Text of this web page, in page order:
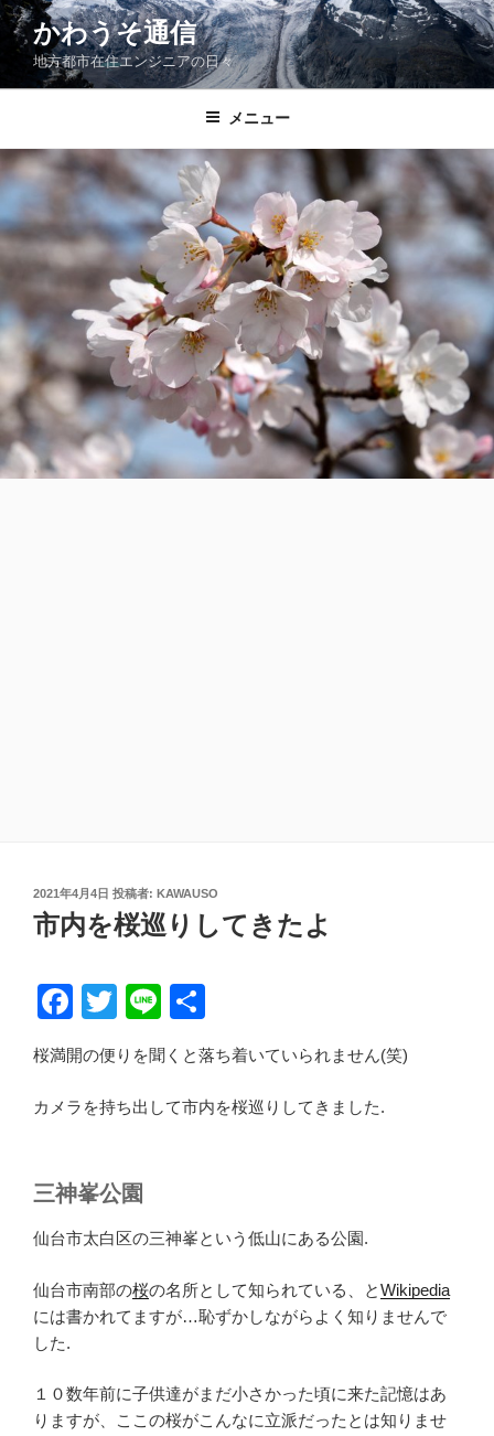
コ
ン
ン
ス
ッ
かわうそ通信
地方都市在住エンジニアの日々
メニュー
投
稿
日:
2021年4月4日 投稿者: KAWAUSO
市内を桜巡りしてきたよ
F
c
e
o
o
k
T
tt
er
Li
e
有
桜満開の便りを聞くと落ち着いていられません(笑)
カメラを持ち出して市内を桜巡りしてきました.
三神峯公園
仙台市太白区の三神峯という低山にある公園.
仙台市南部の桜の名所として知られている、とWikipedia
には書かれてますが…恥ずかしながらよく知りませんで
した.
１０数年前に子供達がまだ小さかった頃に来た記憶はあ
りますが、ここの桜がこんなに立派だったとは知りませ